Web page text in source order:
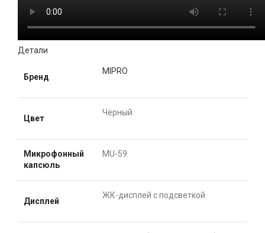
Детали
Бренд
MIPRO
Цвет
Чёрный
Микрофонный
капсюль
MU-59
Дисплей
ЖК-дисплей с подсветкой